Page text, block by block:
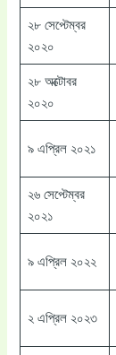
২৮ সেপ্টেম্বর
২০২০
২৮ অক্টোবর
২০২০
৯ এপ্রিল ২০২১
২৬ সেপ্টেম্বর
২০২১
৯ এপ্রিল ২০২২
২ এপ্রিল ২০২৩